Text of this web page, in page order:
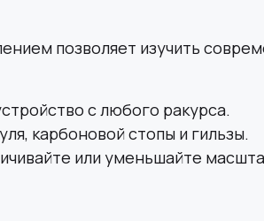
позволяет изучить
с любого ракурса.
карбоновой стопы и гильзы.
или уменьшайте